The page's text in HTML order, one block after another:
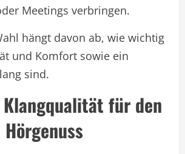
Meetings verbringen.
hängt davon ab, wie wichtig
und Komfort sowie ein
sind.
für den